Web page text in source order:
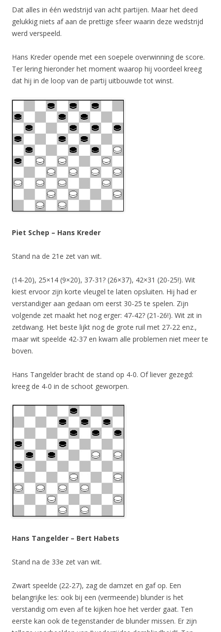
Dat alles in één wedstrijd van acht partijen. Maar het deed
gelukkig niets af aan de prettige sfeer waarin deze wedstrijd
werd verspeeld.
Hans Kreder opende met een soepele overwinning de score.
Ter lering hieronder het moment waarop hij voordeel kreeg
dat hij in de loop van de partij uitbouwde tot winst.
Piet Schep – Hans Kreder
Stand na de 21e zet van wit.
(14-20), 25×14 (9×20), 37-31? (26×37), 42×31 (20-25!). Wit
kiest ervoor zijn korte vleugel te laten opsluiten. Hij had er
verstandiger aan gedaan om eerst 30-25 te spelen. Zijn
volgende zet maakt het nog erger: 47-42? (21-26!). Wit zit in
zetdwang. Het beste lijkt nog de grote ruil met 27-22 enz.,
maar wit speelde 42-37 en kwam alle problemen niet meer te
boven.
Hans Tangelder bracht de stand op 4-0. Of liever gezegd:
kreeg de 4-0 in de schoot geworpen.
Hans Tangelder – Bert Habets
Stand na de 33e zet van wit.
Zwart speelde (22-27), zag de damzet en gaf op. Een
belangrijke les: ook bij een (vermeende) blunder is het
verstandig om even af te kijken hoe het verder gaat. Ten
eerste kan ook de tegenstander de blunder missen. Er zijn